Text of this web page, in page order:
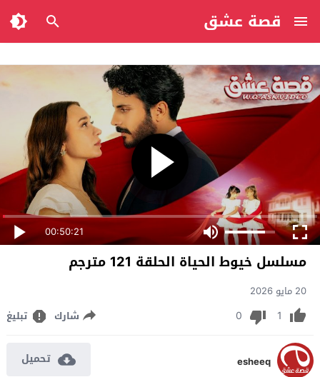
قصة عشق
00:50:21
مسلسل خيوط الحياة الحلقة 121 مترجم
20 مايو 2026
1
0 شارك تبليغ
esheeq تحميل